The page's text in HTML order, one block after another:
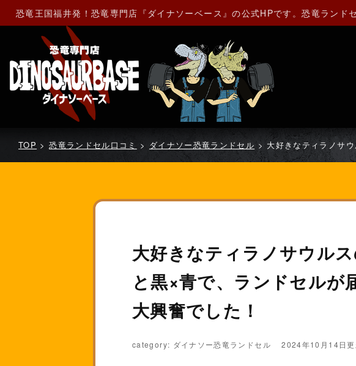
恐竜王国福井発！恐竜専門店『ダイナソーベース』の公式HPです。恐竜ラン
TOP >恐竜ランドセル口コミ > ダイナソー恐竜ランドセル >大好きなティラノサ
大好きなティラノサウル
と黒×青で、ランドセルが
大興奮でした！
category: ダイナソー恐竜ランドセル 2024年10月14日更